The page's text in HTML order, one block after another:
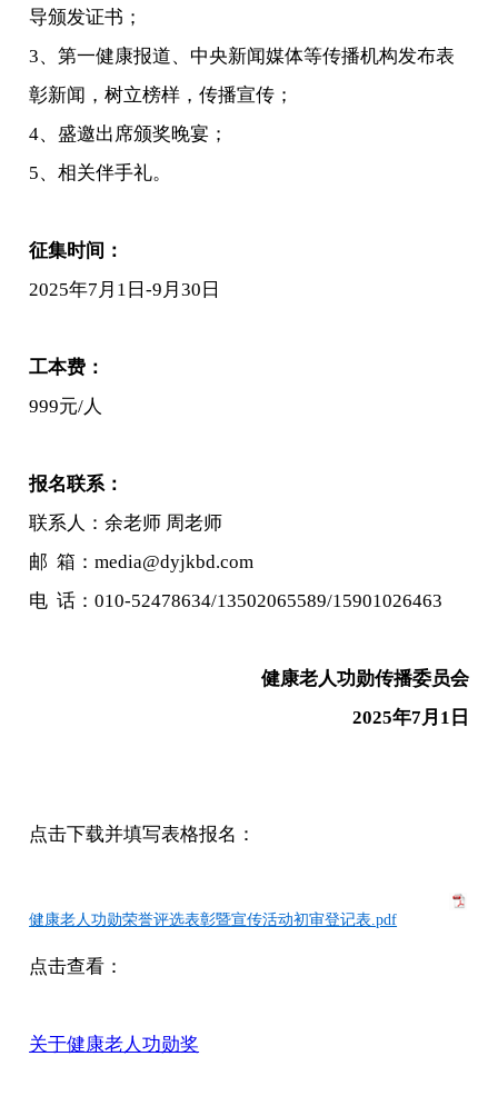
导颁发证书；
3、第一健康报道、中央新闻媒体等传播机构发布表
彰新闻，树立榜样，传播宣传；
4、盛邀出席颁奖晚宴；
5、相关伴手礼。
征集时间：
2025年7月1日-9月30日
工本费：
999元/人
报名联系：
联系人：余老师 周老师
邮 箱：media@dyjkbd.com
电 话：010-52478634/13502065589/15901026463
健康老人功勋传播委员会
2025年7月1日
点击下载并填写表格报名：
健康老人功勋荣誉评选表彰暨宣传活动初审登记表.pdf
点击查看：
关于健康老人功勋奖